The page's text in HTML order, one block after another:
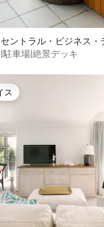
ントラル・ビジネス・
ション・アパート
車場|絶景デッキ
ョイスです。
ス